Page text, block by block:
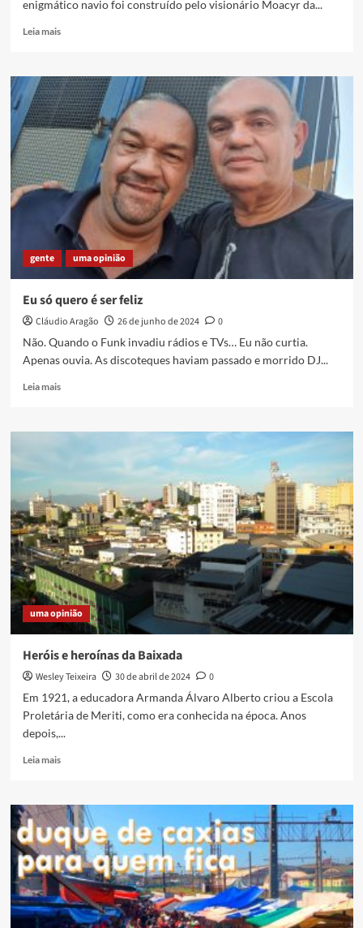
enigmático navio foi construído pelo visionário Moacyr da...
Leia maisRead
O
“navio'”
da
rua
Irajá,
uma
memória
do
Gramacho
gente uma opinião
Eu só quero é ser feliz
Cláudio Aragão 26 de junho de 2024
0
Não. Quando o Funk invadiu rádios e TVs… Eu não curtia.
Apenas ouvia. As discoteques haviam passado e morrido DJ...
Leia maisRead
Eu
ser
feliz
uma opinião
Heróis e heroínas da Baixada
Wesley Teixeira 30 de abril de 2024
0
Em 1921, a educadora Armanda Álvaro Alberto criou a Escola
Proletária de Meriti, como era conhecida na época. Anos
depois,...
Leia maisRead
Heróis
heroínas
da
Baixada